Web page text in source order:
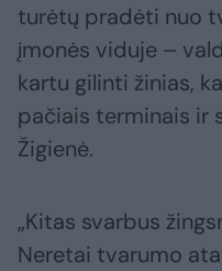
turėtų pradėti nuo
įmonės viduje –
kartu gilinti žinias,
pačiais terminais ir
Žigienė.
„Kitas svarbus
Neretai tvarumo